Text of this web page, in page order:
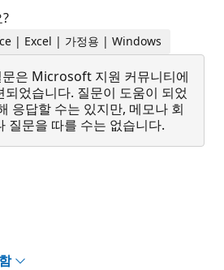
| Excel | 가정용 | Windows
문은 Microsoft 지원 커뮤니티에
었습니다. 질문이 도움이 되었
응답할 수는 있지만, 메모나 회
질문을 따를 수는 없습니다.